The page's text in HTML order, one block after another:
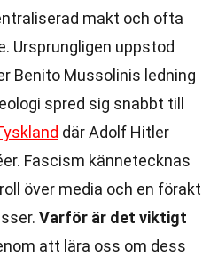
makt och ofta
Ursprungligen uppstod
Benito Mussolinis ledning
spred sig snabbt till
där Adolf Hitler
Fascism kännetecknas
över media och en förakt
Varför är det viktigt
att lära oss om dess